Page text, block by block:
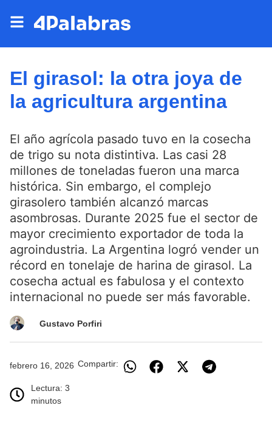
El girasol: la otra joya de
la agricultura argentina
El año agrícola pasado tuvo en la cosecha
de trigo su nota distintiva. Las casi 28
millones de toneladas fueron una marca
histórica. Sin embargo, el complejo
girasolero también alcanzó marcas
asombrosas. Durante 2025 fue el sector de
mayor crecimiento exportador de toda la
agroindustria. La Argentina logró vender un
récord en tonelaje de harina de girasol. La
cosecha actual es fabulosa y el contexto
internacional no puede ser más favorable.
Gustavo Porfiri
febrero 16, 2026
Lectura: 3
minutos
Compartir: